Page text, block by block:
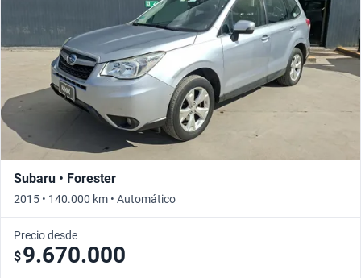
Subaru • Forester
2015 • 140.000 km • Automático
Precio desde
$9.670.000